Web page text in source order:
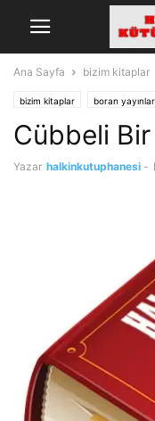
Ana Sayfa bizim kitaplar
bizim kitaplar boran
Cübbeli Bir
Yazar halkinkutuphanesi -